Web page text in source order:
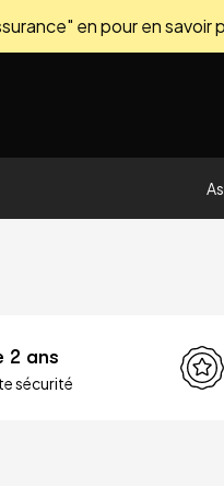
en pour en savoir
2 ans
sécurité